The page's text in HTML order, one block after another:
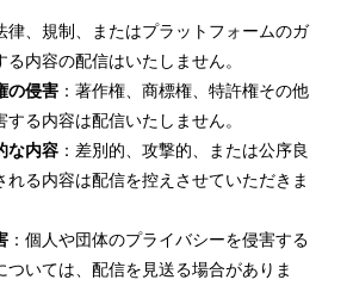
律、規制、またはプラットフォームのガ
内容の配信はいたしません。
の侵害 ：著作権、商標権、特許権その他
る内容は配信いたしません。
な内容 ：差別的、攻撃的、または公序良
れる内容は配信を控えさせていただきま
：個人や団体のプライバシーを侵害する
ついては、配信を見送る場合がありま